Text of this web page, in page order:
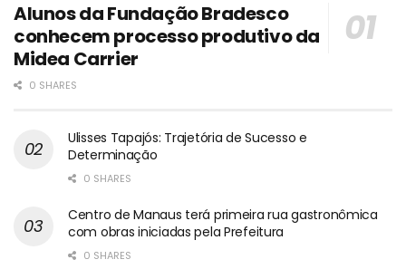
Alunos da Fundação Bradesco
conhecem processo produtivo da
Midea Carrier
0 SHARES
Ulisses Tapajós: Trajetória de Sucesso e
Determinação
0 SHARES
Centro de Manaus terá primeira rua gastronômica
com obras iniciadas pela Prefeitura
0 SHARES